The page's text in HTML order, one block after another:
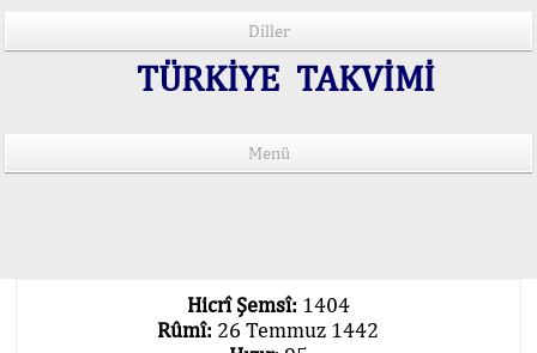
Diller
TÜRKİYE TAKVİMİ
Menü
Hicrî Şemsî: 1404
Rûmî: 26 Temmuz 1442